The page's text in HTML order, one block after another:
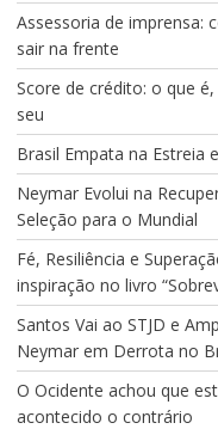
Assessoria de imprensa:
sair na frente
Score de crédito: o que
seu
Brasil Empata na Estreia
Neymar Evolui na
Seleção para o Mundial
Fé, Resiliência e
inspiração no livro
Santos Vai ao STJD e
Neymar em Derrota no
O Ocidente achou que
acontecido o contrário